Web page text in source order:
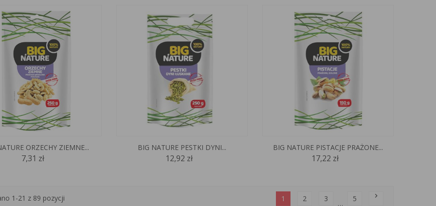
ORZECHY ZIEMNE...
7,31 zł
BIG NATURE PESTKI DYNI...
12,92 zł
BIG NATURE PISTACJE PRAŻONE...
17,22 zł
1-21 z 89 pozycji 1 2 3
…
5 chevron_right